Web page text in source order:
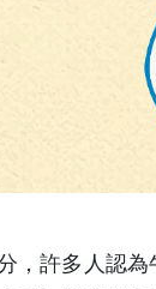
，許多人認